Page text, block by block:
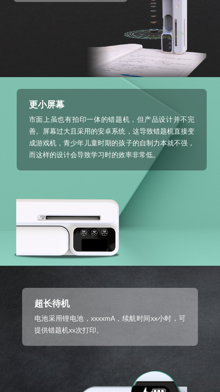
更小屏幕
市面上虽也有拍印一体的错题机，但产品设计并不完
善。屏幕过大且采用的安卓系统，这导致错题机直接变
成游戏机，青少年儿童时期的孩子的自制力本就不强，
而这样的设计会导致学习时的效率非常低。
超长待机
电池采用锂电池，xxxxmA，续航时间xx小时，可
提供错题机xx次打印。